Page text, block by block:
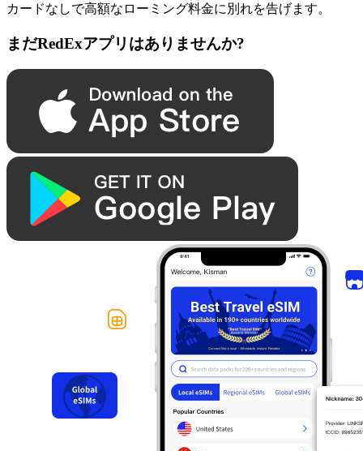
カードなしで高額なローミング料金に別れを告げます。
まだRedExアプリはありませんか?